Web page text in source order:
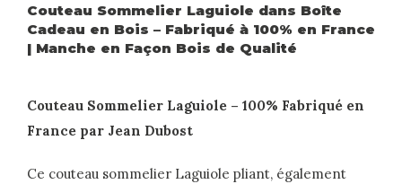
Couteau Sommelier Laguiole dans Boîte
Cadeau en Bois – Fabriqué à 100% en France
| Manche en Façon Bois de Qualité
Couteau Sommelier Laguiole – 100% Fabriqué en
France par Jean Dubost
Ce couteau sommelier Laguiole pliant, également